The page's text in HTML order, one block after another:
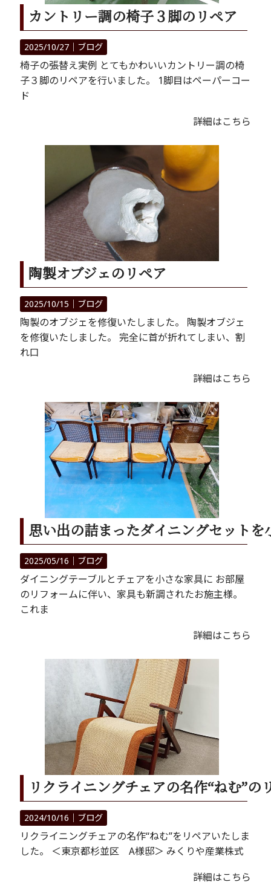
カントリー調の椅子３脚のリペア
2025/10/27｜ ブログ
椅子の張替え実例 とてもかわいいカントリー調の椅
子３脚のリペアを行いました。 1脚目はペーパーコー
ド
詳細はこちら
陶製オブジェのリペア
2025/10/15｜ ブログ
陶製のオブジェを修復いたしました。 陶製オブジェ
を修復いたしました。 完全に首が折れてしまい、割
れ口
詳細はこちら
思い出の詰まったダイニングセット
2025/05/16｜ ブログ
ダイニングテーブルとチェアを小さな家具に お部屋
のリフォームに伴い、家具も新調されたお施主様。
これま
詳細はこちら
リクライニングチェアの名作“ねむ”の
2024/10/16｜ ブログ
リクライニングチェアの名作“ねむ”をリペアいたしま
した。 ＜東京都杉並区 A様邸＞ みくりや産業株式
詳細はこちら